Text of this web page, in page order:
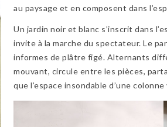
au paysage et en composent dans
Un jardin noir et blanc s’inscrit dans
invite à la marche du spectateur. Le
informes de plâtre figé. Alternants
mouvant, circule entre les pièces,
que l’espace insondable d’une